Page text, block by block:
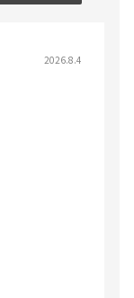
2026.8.4